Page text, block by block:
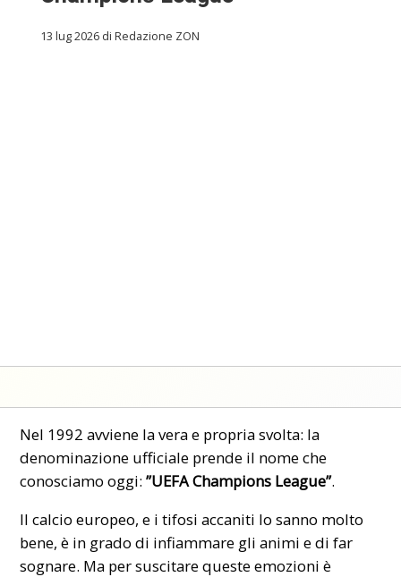
13 lug 2026 di Redazione ZON
Nel 1992 avviene la vera e propria svolta: la
denominazione ufficiale prende il nome che
conosciamo oggi:”UEFA Champions League”.
Il calcio europeo, e i tifosi accaniti lo sanno molto
bene, è in grado di infiammare gli animi e di far
sognare. Ma per suscitare queste emozioni è